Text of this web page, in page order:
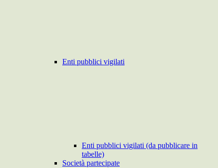
Enti pubblici vigilati
Enti pubblici vigilati (da pubblicare in
tabelle)
Società partecipate